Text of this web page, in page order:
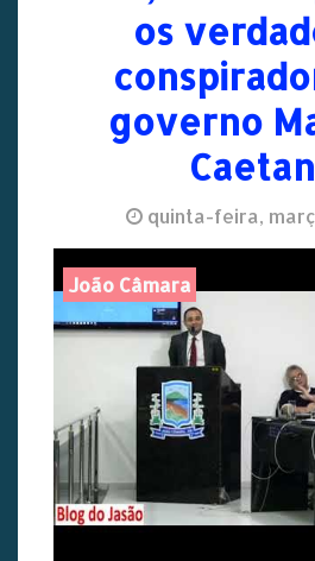
os
governo
quinta-feira,
João Câmara